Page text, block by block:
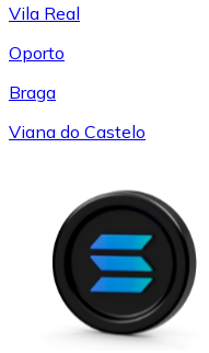
Vila Real
Oporto
Braga
Viana do Castelo